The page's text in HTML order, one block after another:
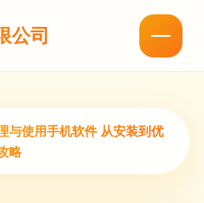
公司
与使用手机软件 从安装到优
略